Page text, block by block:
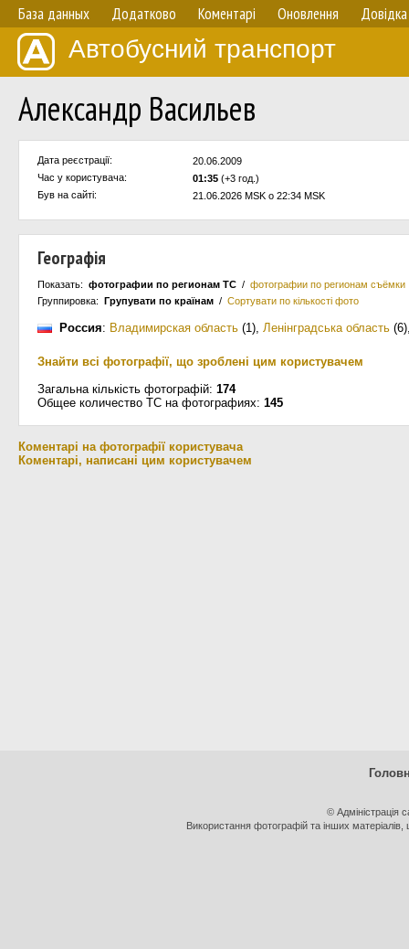
База данных Додатково Коментарі Оновлення Довідка
Автобусний транспорт
Александр Васильев
Дата реєстрації:
20.06.2009
Час у користувача:
01:35 (+3 год.)
Був на сайті:
21.06.2026 MSK о 22:34 MSK
Географія
Показать: фотографии по регионам ТС / фотографии по регионам съёмки
Группировка: Групувати по країнам / Сортувати по кількості фото
Россия: Владимирская область (1), Ленінградська область (6)
Знайти всі фотографії, що зроблені цим користувачем
Загальна кількість фотографій: 174
Общее количество ТС на фотографиях: 145
Коментарі на фотографії користувача
Коментарі, написані цим користувачем
© Адміністрація
Використання фотографій та інших матеріалів,